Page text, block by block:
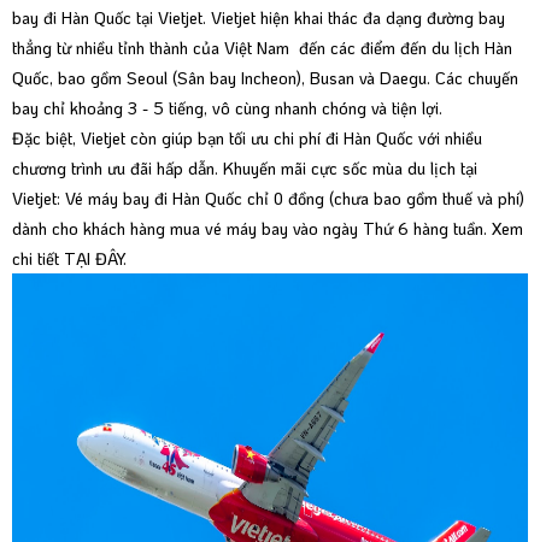
bay đi Hàn Quốc tại Vietjet. Vietjet hiện khai thác đa dạng đường bay
thẳng từ nhiều tỉnh thành của Việt Nam đến các điểm đến du lịch Hàn
Quốc, bao gồm Seoul (Sân bay Incheon), Busan và Daegu. Các chuyến
bay chỉ khoảng 3 - 5 tiếng, vô cùng nhanh chóng và tiện lợi.
Đặc biệt, Vietjet còn giúp bạn tối ưu chi phí đi Hàn Quốc với nhiều
chương trình ưu đãi hấp dẫn. Khuyến mãi cực sốc mùa du lịch tại
Vietjet: Vé máy bay đi Hàn Quốc chỉ 0 đồng (chưa bao gồm thuế và phí)
dành cho khách hàng mua vé máy bay vào ngày Thứ 6 hàng tuần. Xem
chi tiết TẠI ĐÂY.